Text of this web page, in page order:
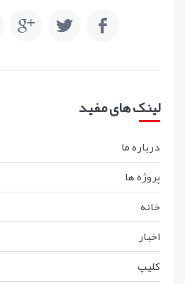
لینک های مفید
درباره ما
پروژه ها
خانه
اخبار
کليپ